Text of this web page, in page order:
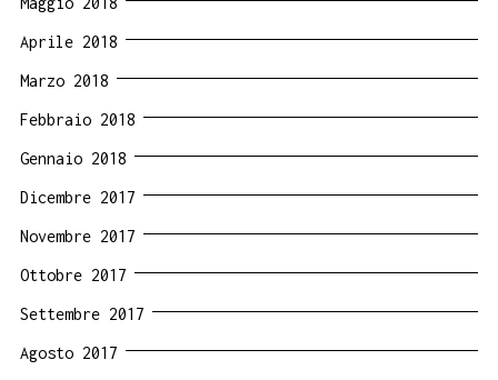
Aprile 2018
Marzo 2018
Febbraio 2018
Gennaio 2018
Dicembre 2017
Novembre 2017
Ottobre 2017
Settembre 2017
Agosto 2017